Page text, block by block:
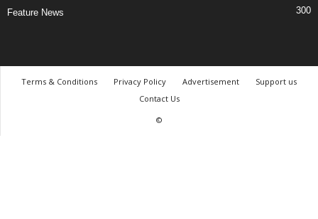
Feature News 300
Terms & Conditions Privacy Policy Advertisement
Support us
Contact Us
©